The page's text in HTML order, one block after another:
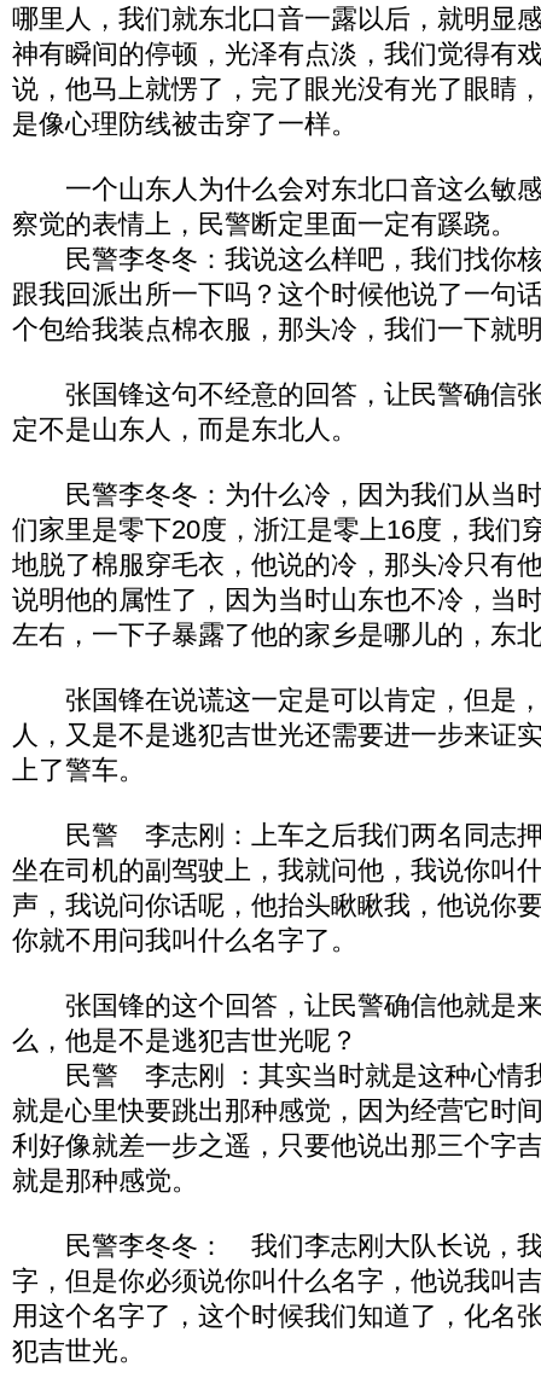
哪里人，我们就东北口音一露以后，就明显
神有瞬间的停顿，光泽有点淡，我们觉得有
说，他马上就愣了，完了眼光没有光了眼睛
是像心理防线被击穿了一样。
一个山东人为什么会对东北口音这么敏
察觉的表情上，民警断定里面一定有蹊跷。
民警李冬冬：我说这么样吧，我们找你
跟我回派出所一下吗？这个时候他说了一句
个包给我装点棉衣服，那头冷，我们一下
张国锋这句不经意的回答，让民警确信
定不是山东人，而是东北人。
民警李冬冬：为什么冷，因为我们从当
们家里是零下20度，浙江是零上16度，我们
地脱了棉服穿毛衣，他说的冷，那头冷只有
说明他的属性了，因为当时山东也不冷，当
左右，一下子暴露了他的家乡是哪儿的，东
张国锋在说谎这一定是可以肯定，但是
人，又是不是逃犯吉世光还需要进一步来证
上了警车。
民警 李志刚：上车之后我们两名同志押
坐在司机的副驾驶上，我就问他，我说你叫
声，我说问你话呢，他抬头瞅瞅我，他说你
你就不用问我叫什么名字了。
张国锋的这个回答，让民警确信他就是
么，他是不是逃犯吉世光呢？
民警 李志刚 ：其实当时就是这种心情
就是心里快要跳出那种感觉，因为经营它时
利好像就差一步之遥，只要他说出那三个字
就是那种感觉。
民警李冬冬： 我们李志刚大队长说，我
字，但是你必须说你叫什么名字，他说我叫
用这个名字了，这个时候我们知道了，化名
犯吉世光。